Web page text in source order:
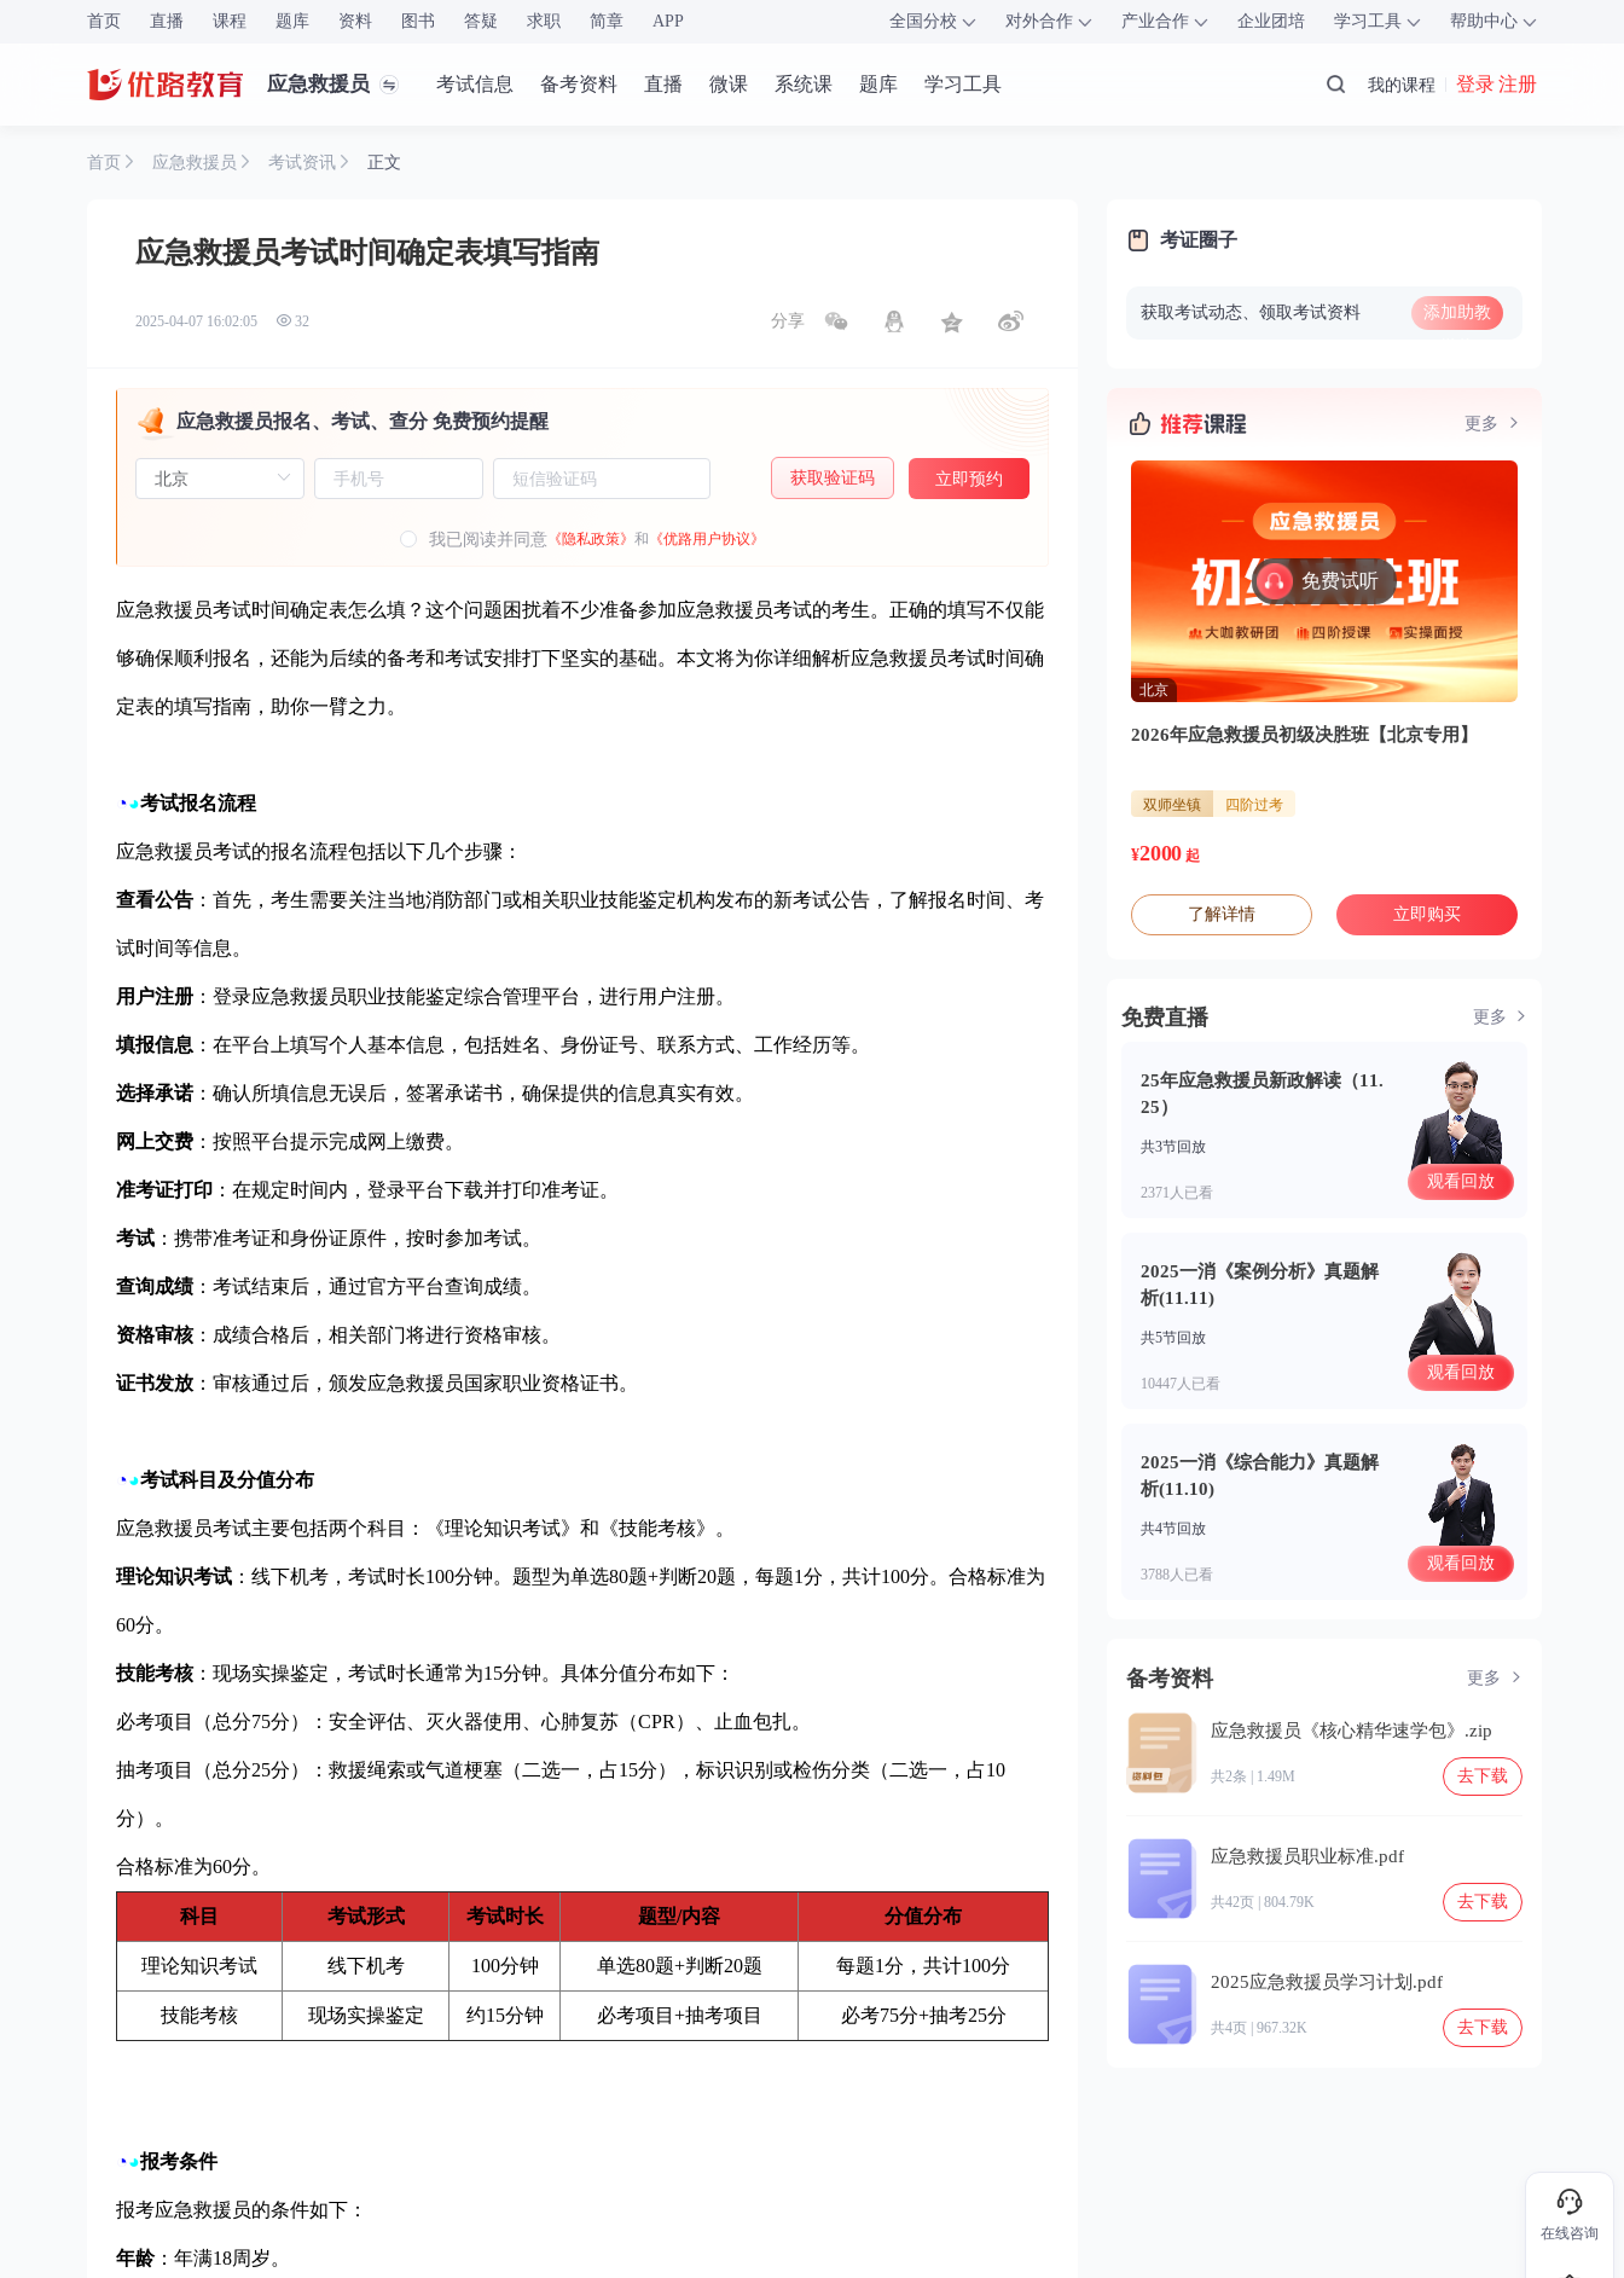
首页 直播 课程 题库 资料 图书 答疑 求职 简章 APP 全国分校 对外合作 产业合作 企业团培 学习工具 帮助中心
应急救援员 考试信息 备考资料 直播 微课 系统课 题库 学习工具 我的课程 登录 注册
首页 应急救援员 考试资讯 正文
应急救援员考试时间确定表填写指南
2025-04-07 16:02:05 32 分享
应急救援员报名、考试、查分 免费预约提醒
获取验证码 立即预约
我已阅读并同意 《隐私政策》 和 《优路用户协议》
应急救援员考试时间确定表怎么填？这个问题困扰着不少准备参加应急救援员考试的考生。正确的填写不仅能
够确保顺利报名，还能为后续的备考和考试安排打下坚实的基础。本文将为你详细解析应急救援员考试时间确
定表的填写指南，助你一臂之力。
◔◕考试报名流程
应急救援员考试的报名流程包括以下几个步骤：
查看公告 ：首先，考生需要关注当地消防部门或相关职业技能鉴定机构发布的新考试公告，了解报名时间、考
试时间等信息。
用户注册 ：登录应急救援员职业技能鉴定综合管理平台，进行用户注册。
填报信息 ：在平台上填写个人基本信息，包括姓名、身份证号、联系方式、工作经历等。
选择承诺：确认所填信息无误后，签署承诺书，确保提供的信息真实有效。
网上交费 ：按照平台提示完成网上缴费。
准考证打印 ：在规定时间内，登录平台下载并打印准考证。
考试 ：携带准考证和身份证原件，按时参加考试。
查询成绩：考试结束后，通过官方平台查询成绩。
资格审核：成绩合格后，相关部门将进行资格审核。
证书发放 ：审核通过后，颁发应急救援员国家职业资格证书。
◔◕考试科目及分值分布
应急救援员考试主要包括两个科目：《理论知识考试》和《技能考核》。
理论知识考试 ：线下机考，考试时长100分钟。题型为单选80题+判断20题，每题1分，共计100分。合格标准为
60分。
技能考核：现场实操鉴定，考试时长通常为15分钟。具体分值分布如下：
必考项目（总分75分）：安全评估、灭火器使用、心肺复苏（CPR）、止血包扎。
抽考项目（总分25分）：救援绳索或气道梗塞（二选一，占15分），标识识别或检伤分类（二选一，占10
分）。
合格标准为60分。
科目 考试形式 考试时长 题型/内容 分值分布
理论知识考试 线下机考 100分钟 单选80题+判断20题 每题1分，共计100分
技能考核 现场实操鉴定 约15分钟 必考项目+抽考项目 必考75分+抽考25分
◔◕报考条件
报考应急救援员的条件如下：
年龄：年满18周岁。
考证圈子
获取考试动态、领取考试资料
添加助教
更多
免费试听
北京
2026年应急救援员初级决胜班【北京专用】
双师坐镇 四阶过考
¥2000 起
了解详情 立即购买
免费直播 更多
25年应急救援员新政解读（11.
25）
共3节回放
2371人已看
观看回放
2025一消《案例分析》真题解
析(11.11)
共5节回放
10447人已看
观看回放
2025一消《综合能力》真题解
析(11.10)
共4节回放
3788人已看
观看回放
备考资料 更多
应急救援员《核心精华速学包》.zip
共2条 | 1.49M 去下载
应急救援员职业标准.pdf
共42页 | 804.79K 去下载
2025应急救援员学习计划.pdf
共4页 | 967.32K 去下载
在线咨询